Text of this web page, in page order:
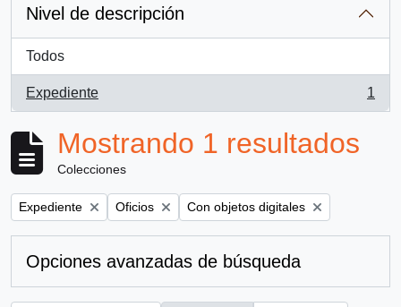
Nivel de descripción
Todos
Expediente
, 1 resultados
1
Mostrando 1 resultados
Colecciones
Remove filter:
Expediente Remove filter:
Oficios Remove filter:
Con objetos digitales
Opciones avanzadas de búsqueda